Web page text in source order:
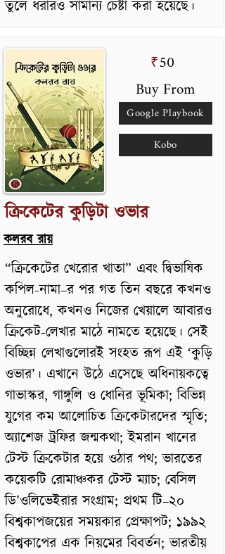
তুলে ধরারও সামান্য চেষ্টা করা হয়েছে।
₹50
Buy From
Google Playbook
Kobo
ক্রিকেটের কুড়িটা ওভার
কলরব রায়
“ক্রিকেটের খেরোর খাতা” এবং দ্বিভাষিক
কপিল-নামা–র পর গত তিন বছরে কখনও
অনুরোধে, কখনও নিজের খেয়ালে আবারও
ক্রিকেট-লেখার মাঠে নামতে হয়েছে। সেই
বিচ্ছিন্ন লেখাগুলোরই সংহত রূপ এই ‘কুড়ি
ওভার’। এখানে উঠে এসেছে অধিনায়কত্বে
গাভাস্কর, গাঙ্গুলি ও ধোনির ভূমিকা; বিভিন্ন
যুগের কম আলোচিত ক্রিকেটারদের স্মৃতি;
অ্যাশেজ ট্রফির জন্মকথা; ইমরান খানের
টেস্ট ক্রিকেটার হয়ে ওঠার পথ; ভারতের
কয়েকটি রোমাঞ্চকর টেস্ট ম্যাচ; বেসিল
ডি’ওলিভেইরার সংগ্রাম; প্রথম টি–২০
বিশ্বকাপজয়ের সময়কার প্রেক্ষাপট; ১৯৯২
বিশ্বকাপের এক নিয়মের বিবর্তন; ভারতীয়